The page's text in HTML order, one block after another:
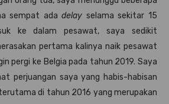
sempat adadelay selama sekitar 15
ke dalam pesawat, saya sedikit
pertama kalinya naik pesawat
pergi ke Belgia pada tahun 2019. Saya
perjuangan saya yang habis-habisan
di tahun 2016 yang merupakan